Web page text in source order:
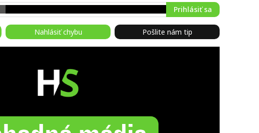
Prihlásiť sa
Nahlásiť chybu Pošlite nám tip